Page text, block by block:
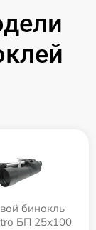
бинокль
БП 25x100